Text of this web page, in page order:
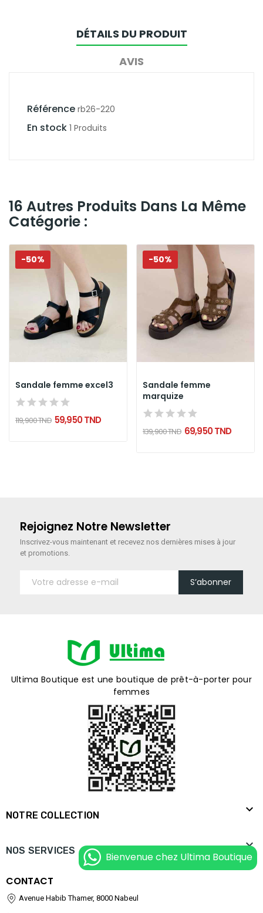
DÉTAILS DU PRODUIT
AVIS
Référence rb26-220
En stock 1 Produits
16 Autres Produits Dans La Même
Catégorie :
-50%
Sandale femme excel3
119,900 TND 59,950 TND
-50%
Sandale femme
marquize
139,900 TND 69,950 TND
Rejoignez Notre Newsletter
Inscrivez-vous maintenant et recevez nos dernières mises à jour
et promotions.
S’abonner
Ultima Boutique est une boutique de prêt-à-porter pour
femmes
NOTRE COLLECTION 
NOS SERVICES 
CONTACT
Avenue Habib Thamer, 8000 Nabeul
Bienvenue chez Ultima Boutique